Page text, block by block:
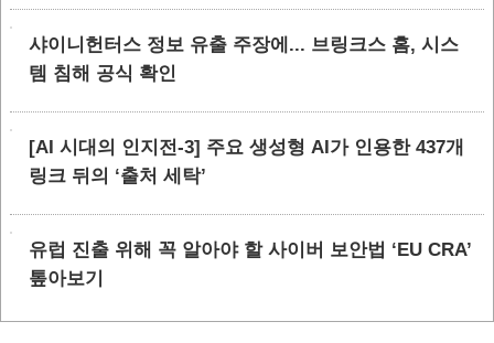
샤이니헌터스 정보 유출 주장에... 브링크스 홈, 시스
템 침해 공식 확인
[AI 시대의 인지전-3] 주요 생성형 AI가 인용한 437개
링크 뒤의 ‘출처 세탁’
유럽 진출 위해 꼭 알아야 할 사이버 보안법 ‘EU CRA’
톺아보기